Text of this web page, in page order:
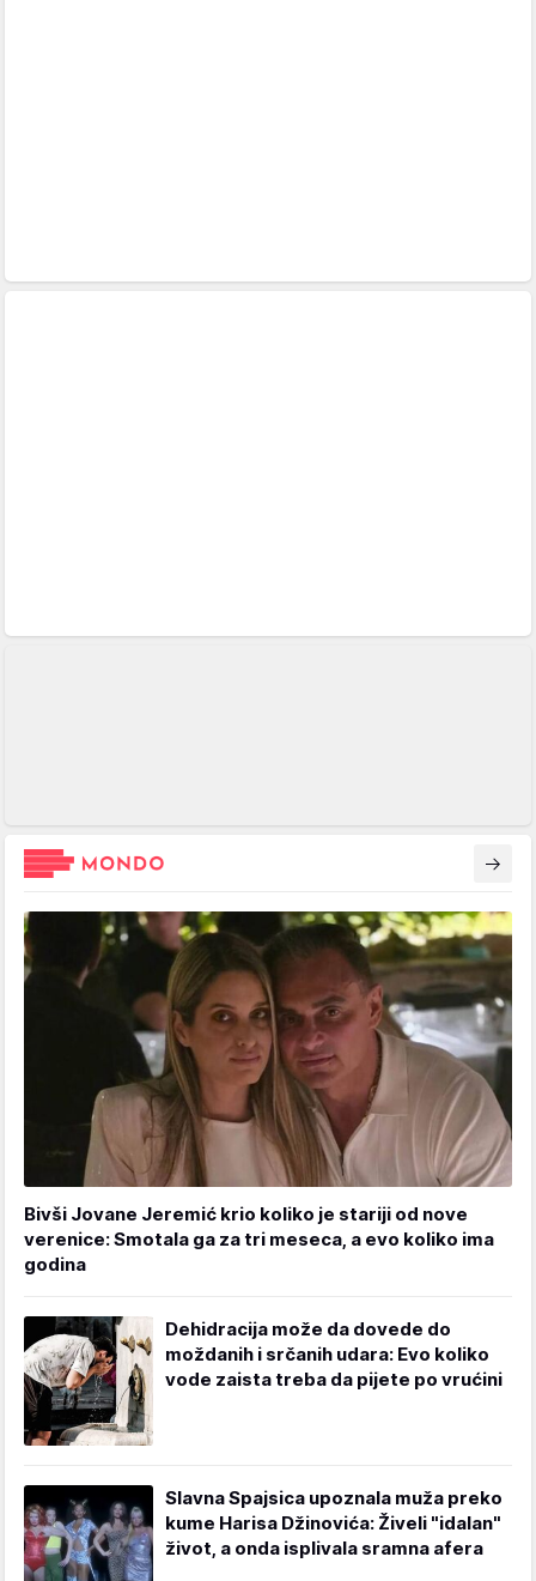
Bivši Jovane Jeremić krio koliko je stariji od nove
verenice: Smotala ga za tri meseca, a evo koliko ima
godina
Dehidracija može da dovede do
moždanih i srčanih udara: Evo koliko
vode zaista treba da pijete po vrućini
Slavna Spajsica upoznala muža preko
kume Harisa Džinovića: Živeli "idalan"
život, a onda isplivala sramna afera